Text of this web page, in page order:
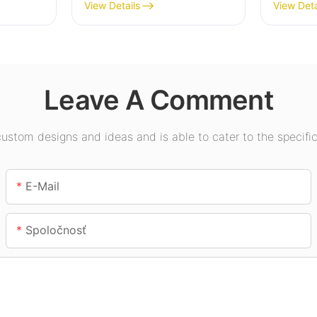
priemyselné závody,
View Details View
Leave A Comment
designs and ideas and is able to cater to the specific
E-Mail
Spoločnosť